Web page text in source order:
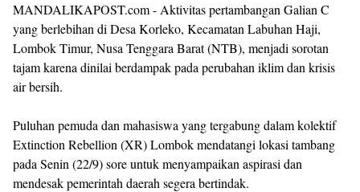
MANDALIKAPOST.com - Aktivitas pertambangan Galian C
yang berlebihan di Desa Korleko, Kecamatan Labuhan Haji,
Lombok Timur, Nusa Tenggara Barat (NTB), menjadi sorotan
tajam karena dinilai berdampak pada perubahan iklim dan krisis
air bersih.
Puluhan pemuda dan mahasiswa yang tergabung dalam kolektif
Extinction Rebellion (XR) Lombok mendatangi lokasi tambang
pada Senin (22/9) sore untuk menyampaikan aspirasi dan
mendesak pemerintah daerah segera bertindak.